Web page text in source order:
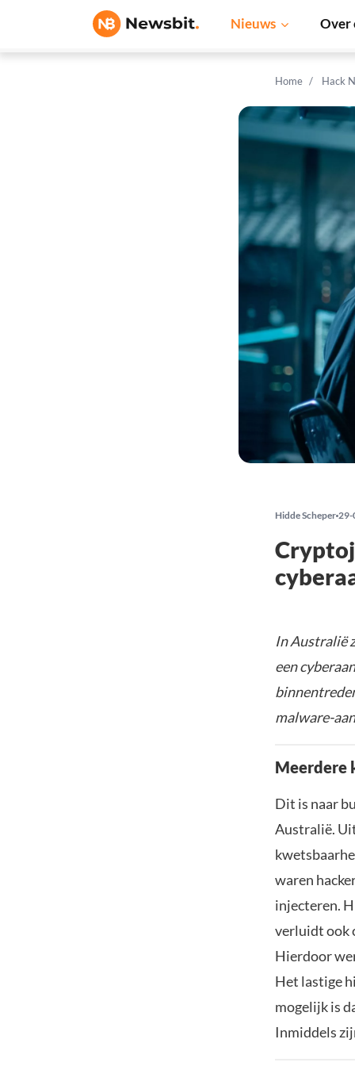
Nieuws Over
Home Hack
Hidde Scheper 29-
In Australië
een
malware-
Meerdere
Dit is naar
Australië.
waren
injecteren.
verluidt ook
Hierdoor
Het lastige
mogelijk is
Inmiddels